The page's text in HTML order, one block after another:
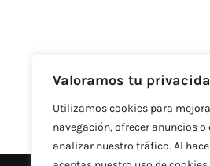
Valoramos tu
Utilizamos cookies para
navegación, ofrecer anuncios
analizar nuestro tráfico. Al